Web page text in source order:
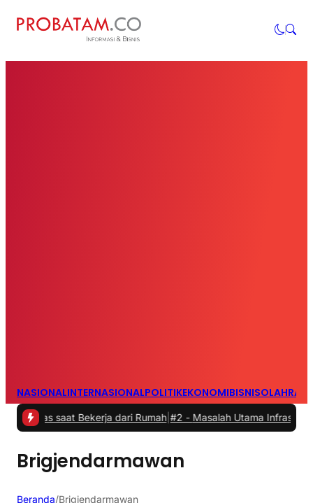
NASIONALINTERNASIONALPOLITIKEKONOMIBISNIS
saat Bekerja dari Rumah|#2 -Masalah Utama Infrastruktur
Brigjendarmawan
Beranda/Brigjendarmawan